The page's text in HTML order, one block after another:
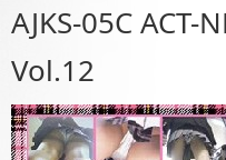
AJKS-05C ACT-
Vol.12